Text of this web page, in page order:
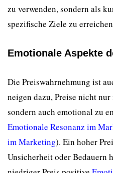
zu verwenden, sondern als
spezifische Ziele zu
Emotionale Aspekte
Die Preiswahrnehmung ist
neigen dazu, Preise nicht
sondern auch emotional zu
Emotionale Resonanz im
im Marketing). Ein hoher
Unsicherheit oder Bedauern